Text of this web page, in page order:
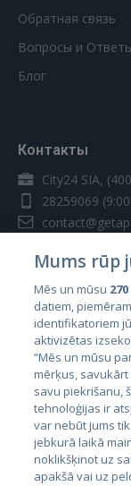
Обратная связь
Вопросы и
Блог
Контакты
City24 SIA,
28259069
Страны
Эстония
Латвия
Литва
Mums rūp
Mēs un mūsu 270
datiem,
identifikatoriem
aktivizētas
“Mēs un mūsu
mērķus, savukārt
savu piekrišanu,
tehnoloģijas ir
var nebūt jums
jebkurā laikā
noklikšķinot uz
apakšā vai uz